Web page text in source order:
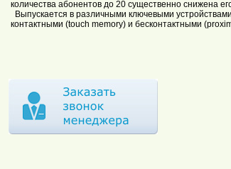
количества абонентов до 20 существенно снижена
Выпускается в различными ключевыми
контактными (touch memory) и бесконтактными